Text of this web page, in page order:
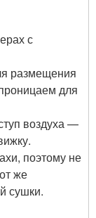
с
размещения
для
воздуха —
поэтому не
же
сушки.